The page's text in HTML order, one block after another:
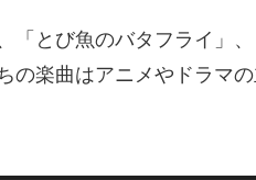
「とび魚のバタフライ」
の楽曲はアニメやドラマ